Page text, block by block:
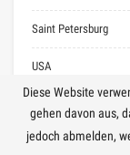
Saint Petersburg
USA
Diese Website
gehen davon aus,
jedoch abmelden,